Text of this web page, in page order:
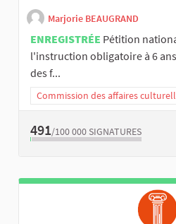
Marjorie BEAUGRAND
ENREGISTRÉE Pétition
l'instruction obligatoire à 6
des f...
Commission des affaires
491/100 000 SIGNATURES